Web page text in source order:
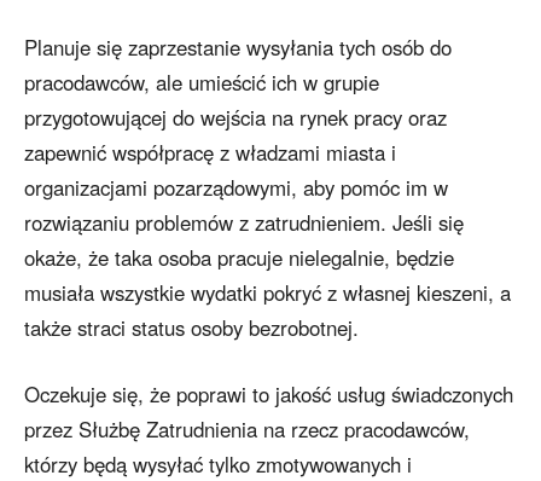
Planuje się zaprzestanie wysyłania tych osób do
pracodawców, ale umieścić ich w grupie
przygotowującej do wejścia na rynek pracy oraz
zapewnić współpracę z władzami miasta i
organizacjami pozarządowymi, aby pomóc im w
rozwiązaniu problemów z zatrudnieniem. Jeśli się
okaże, że taka osoba pracuje nielegalnie, będzie
musiała wszystkie wydatki pokryć z własnej kieszeni, a
także straci status osoby bezrobotnej.
Oczekuje się, że poprawi to jakość usług świadczonych
przez Służbę Zatrudnienia na rzecz pracodawców,
którzy będą wysyłać tylko zmotywowanych i